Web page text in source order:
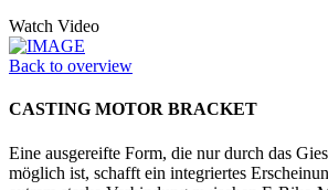
Watch Video
Back to overview
CASTING MOTOR BRACKET
Eine ausgereifte Form, die nur durch das
möglich ist, schafft ein integriertes